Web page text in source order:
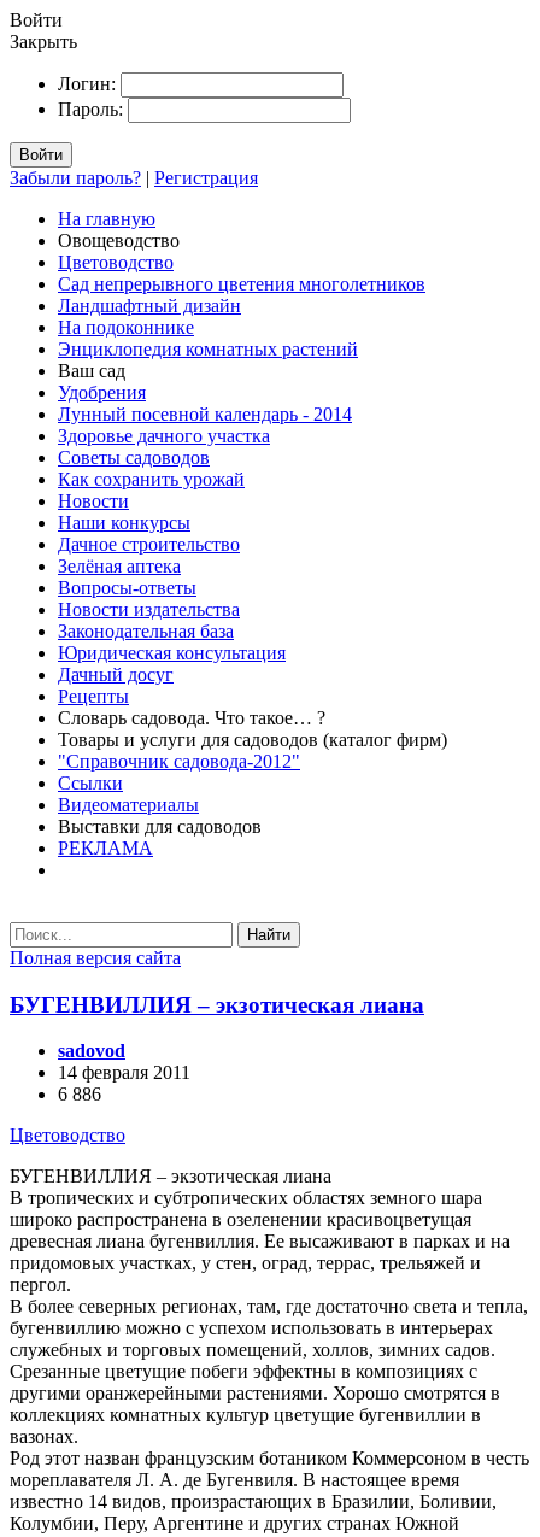
Войти
Закрыть
Логин:
Пароль:
Войти
Забыли пароль? | Регистрация
На главную
Овощеводство
Цветоводство
Сад непрерывного цветения многолетников
Ландшафтный дизайн
На подоконнике
Энциклопедия комнатных растений
Ваш сад
Удобрения
Лунный посевной календарь - 2014
Здоровье дачного участка
Советы садоводов
Как сохранить урожай
Новости
Наши конкурсы
Дачное строительство
Зелёная аптека
Вопросы-ответы
Новости издательства
Законодательная база
Юридическая консультация
Дачный досуг
Рецепты
Словарь садовода. Что такое… ?
Товары и услуги для садоводов (каталог фирм)
"Справочник садовода-2012"
Ссылки
Видеоматериалы
Выставки для садоводов
РЕКЛАМА
Найти
Полная версия сайта
БУГЕНВИЛЛИЯ – экзотическая лиана
sadovod
14 февраля 2011
6 886
Цветоводство
БУГЕНВИЛЛИЯ – экзотическая лиана
В тропических и субтропических областях земного шара
широко распространена в озеленении красивоцветущая
древесная лиана бугенвиллия. Ее высаживают в парках и на
придомовых участках, у стен, оград, террас, трельяжей и
пергол.
В более северных регионах, там, где достаточно света и тепла,
бугенвиллию можно с успехом использовать в интерьерах
служебных и торговых помещений, холлов, зимних садов.
Срезанные цветущие побеги эффектны в композициях с
другими оранжерейными растениями. Хорошо смотрятся в
коллекциях комнатных культур цветущие бугенвиллии в
вазонах.
Род этот назван французским ботаником Коммерсоном в честь
мореплавателя Л. А. де Бугенвиля. В настоящее время
известно 14 видов, произрастающих в Бразилии, Боливии,
Колумбии, Перу, Аргентине и других странах Южной